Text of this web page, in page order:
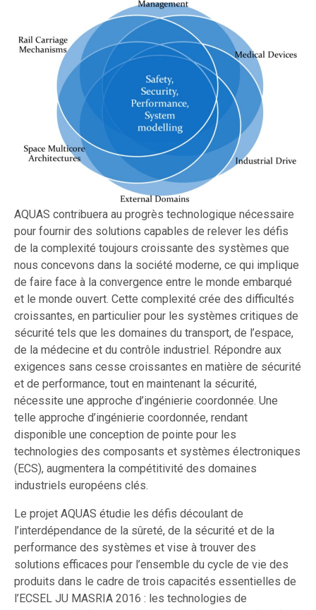
AQUAS contribuera au progrès technologique nécessaire
pour fournir des solutions capables de relever les défis
de la complexité toujours croissante des systèmes que
nous concevons dans la société moderne, ce qui implique
de faire face à la convergence entre le monde embarqué
et le monde ouvert. Cette complexité crée des difficultés
croissantes, en particulier pour les systèmes critiques de
sécurité tels que les domaines du transport, de l’espace,
de la médecine et du contrôle industriel. Répondre aux
exigences sans cesse croissantes en matière de sécurité
et de performance, tout en maintenant la sécurité,
nécessite une approche d’ingénierie coordonnée. Une
telle approche d’ingénierie coordonnée, rendant
disponible une conception de pointe pour les
technologies des composants et systèmes électroniques
(ECS), augmentera la compétitivité des domaines
industriels européens clés.
Le projet AQUAS étudie les défis découlant de
l’interdépendance de la sûreté, de la sécurité et de la
performance des systèmes et vise à trouver des
solutions efficaces pour l’ensemble du cycle de vie des
produits dans le cadre de trois capacités essentielles de
l’ECSEL JU MASRIA 2016 : les technologies de